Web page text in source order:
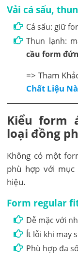
Vải cá sấu,
Cá sấu: giữ
Thun lạnh:
cầu form
=> Tham
Chất Liệu
Kiểu form
loại đồng
Không có một
phù hợp với
hiệu.
Form regular
Dễ mặc với
Ít lỗi khi may
Phù hợp đa